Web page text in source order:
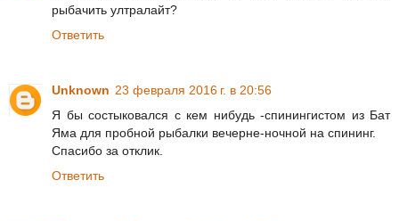
рыбачить ултралайт?
Ответить
Unknown 23 февраля 2016 г. в 20:56
Я бы состыковался с кем нибудь -спинингистом из Бат
Яма для пробной рыбалки вечерне-ночной на спининг.
Спасибо за отклик.
Ответить